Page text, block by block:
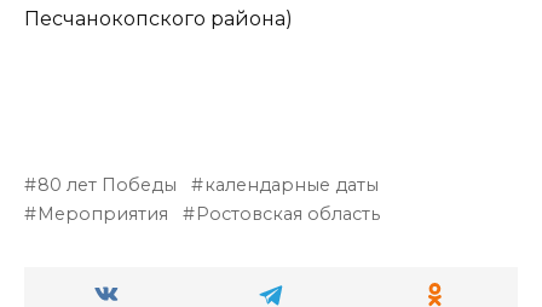
Песчанокопского района)
80 лет Победы
календарные даты
Мероприятия
Ростовская область